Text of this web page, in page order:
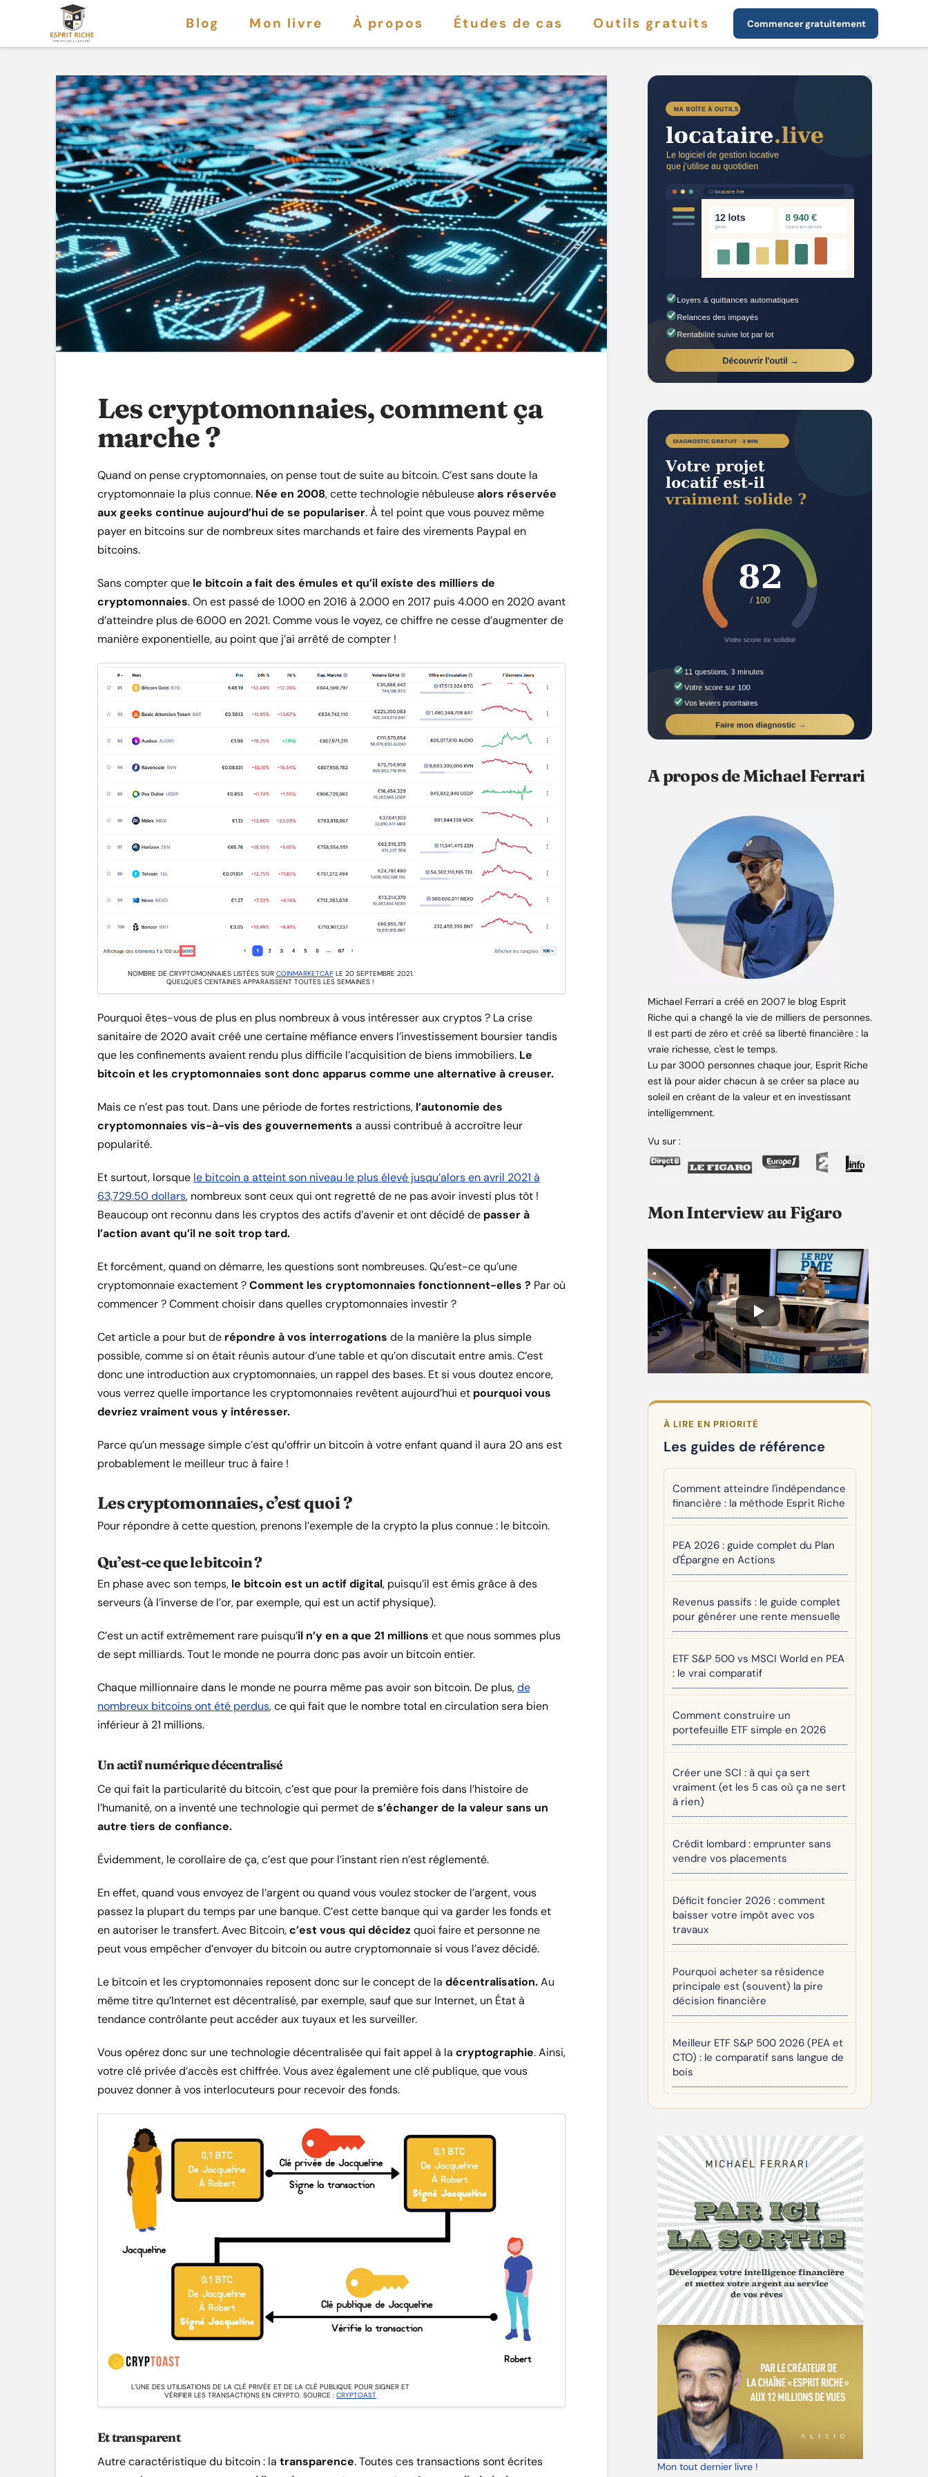
Blog Mon livre À propos Études de cas Outils gratuits Commencer gratuitement
Les cryptomonnaies, comment ça
marche ?
Quand on pense cryptomonnaies, on pense tout de suite au bitcoin. C’est sans doute la
cryptomonnaie la plus connue. Née en 2008, cette technologie nébuleusealors réservée
aux geeks continue aujourd’hui de se populariser. À tel point que vous pouvez même
payer en bitcoins sur de nombreux sites marchands et faire des virements Paypal en
bitcoins.
Sans compter que le bitcoin a fait des émules et qu’il existe des milliers de
cryptomonnaies. On est passé de 1.000 en 2016 à 2.000 en 2017 puis 4.000 en 2020 avant
d’atteindre plus de 6.000 en 2021. Comme vous le voyez, ce chiffre ne cesse d’augmenter de
manière exponentielle, au point que j’ai arrêté de compter !
NOMBRE DE CRYPTOMONNAIES LISTÉES SUR COINMARKETCAPLE 20 SEPTEMBRE 2021.
QUELQUES CENTAINES APPARAISSENT TOUTES LES SEMAINES !
Pourquoi êtes-vous de plus en plus nombreux à vous intéresser aux cryptos ? La crise
sanitaire de 2020 avait créé une certaine méfiance envers l’investissement boursier tandis
que les confinements avaient rendu plus difficile l’acquisition de biens immobiliers. Le
bitcoin et les cryptomonnaies sont donc apparus comme une alternative à creuser.
Mais ce n’est pas tout. Dans une période de fortes restrictions, l’autonomie des
cryptomonnaies vis-à-vis des gouvernements a aussi contribué à accroître leur
popularité.
Et surtout, lorsque le bitcoin a atteint son niveau le plus élevé jusqu’alors en avril 2021 à
63,729.50 dollars, nombreux sont ceux qui ont regretté de ne pas avoir investi plus tôt !
Beaucoup ont reconnu dans les cryptos des actifs d’avenir et ont décidé de passer à
l’action avant qu’il ne soit trop tard.
Et forcément, quand on démarre, les questions sont nombreuses. Qu’est-ce qu’une
cryptomonnaie exactement ?Comment les cryptomonnaies fonctionnent-elles ? Par où
commencer ? Comment choisir dans quelles cryptomonnaies investir ?
Cet article a pour but de répondre à vos interrogations de la manière la plus simple
possible, comme si on était réunis autour d’une table et qu’on discutait entre amis. C’est
donc une introduction aux cryptomonnaies, un rappel des bases. Et si vous doutez encore,
vous verrez quelle importance les cryptomonnaies revêtent aujourd’hui et pourquoi vous
devriez vraiment vous y intéresser.
Parce qu’un message simple c’est qu’offrir un bitcoin à votre enfant quand il aura 20 ans est
probablement le meilleur truc à faire !
Les cryptomonnaies, c’est quoi ?
Pour répondre à cette question, prenons l’exemple de la crypto la plus connue : le bitcoin.
Qu’est-ce que le bitcoin ?
En phase avec son temps,le bitcoin est un actif digital, puisqu’il est émis grâce à des
serveurs (à l’inverse de l’or, par exemple, qui est un actif physique).
C’est un actif extrêmement rare puisqu’il n’y en a que 21 millions et que nous sommes plus
de sept milliards. Tout le monde ne pourra donc pas avoir un bitcoin entier.
Chaque millionnaire dans le monde ne pourra même pas avoir son bitcoin. De plus,de
nombreux bitcoins ont été perdus, ce qui fait que le nombre total en circulation sera bien
inférieur à 21 millions.
Un actif numérique décentralisé
Ce qui fait la particularité du bitcoin, c’est que pour la première fois dans l’histoire de
l’humanité, on a inventé une technologie qui permet des’échanger de la valeur sans un
autre tiers de confiance.
Évidemment, le corollaire de ça, c’est que pour l’instant rien n’est réglementé.
En effet, quand vous envoyez de l’argent ou quand vous voulez stocker de l’argent, vous
passez la plupart du temps par une banque. C’est cette banque qui va garder les fonds et
en autoriser le transfert. Avec Bitcoin,c’est vous qui décidezquoi faire et personne ne
peut vous empêcher d’envoyer du bitcoin ou autre cryptomonnaie si vous l’avez décidé.
Le bitcoin et les cryptomonnaies reposent donc sur le concept de la décentralisation.Au
même titre qu’Internet est décentralisé, par exemple, sauf que sur Internet, un État à
tendance contrôlante peut accéder aux tuyaux et les surveiller.
Vous opérez donc sur une technologie décentralisée qui fait appel à la cryptographie. Ainsi,
votre clé privée d’accès est chiffrée. Vous avez également une clé publique, que vous
pouvez donner à vos interlocuteurs pour recevoir des fonds.
L’UNE DES UTILISATIONS DE LA CLÉ PRIVÉE ET DE LA CLÉ PUBLIQUE POUR SIGNER ET
VÉRIFIER LES TRANSACTIONS EN CRYPTO. SOURCE :CRYPTOAST
Et transparent
Autre caractéristique du bitcoin : la transparence. Toutes ces transactions sont écrites
A propos de Michael Ferrari
Michael Ferrari a créé en 2007 le blog Esprit
Riche qui a changé la vie de milliers de personnes.
Il est parti de zéro et créé sa liberté financière : la
vraie richesse, c'est le temps.
Lu par 3000 personnes chaque jour, Esprit Riche
est là pour aider chacun à se créer sa place au
soleil en créant de la valeur et en investissant
intelligemment.
Vu sur :
Mon Interview au Figaro
À LIRE EN PRIORITÉ
Les guides de référence
Comment atteindre l'indépendance
financière : la méthode Esprit Riche
PEA 2026 : guide complet du Plan
d'Épargne en Actions
Revenus passifs : le guide complet
pour générer une rente mensuelle
ETF S&P 500 vs MSCI World en PEA
: le vrai comparatif
Comment construire un
portefeuille ETF simple en 2026
Créer une SCI : à qui ça sert
vraiment (et les 5 cas où ça ne sert
à rien)
Crédit lombard : emprunter sans
vendre vos placements
Déficit foncier 2026 : comment
baisser votre impôt avec vos
travaux
Pourquoi acheter sa résidence
principale est (souvent) la pire
décision financière
Meilleur ETF S&P 500 2026 (PEA et
CTO) : le comparatif sans langue de
bois
Mon tout dernier livre !